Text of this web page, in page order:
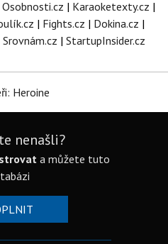
Osobnosti.cz | Karaoketexty.cz |
| Fights.cz | Dokina.cz |
Srovnám.cz | StartupInsider.cz
Heroine
nenašli?
a můžete tuto